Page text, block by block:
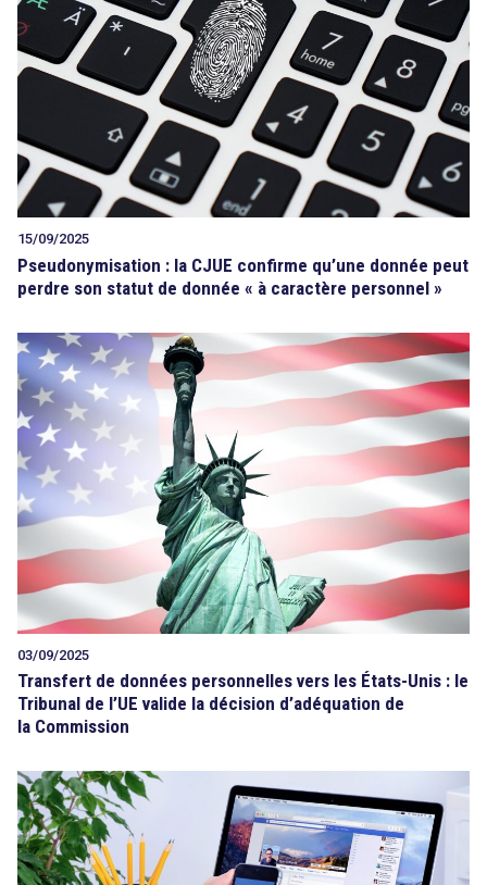
Tout sur le droit de l'innovation
Rechercher
CONTACT
15/09/2025
Pseudonymisation : la CJUE confirme qu’une donnée peut
perdre son statut de donnée « à caractère personnel »
03/09/2025
Transfert de données personnelles vers les États-Unis : le
Tribunal de l’UE valide la décision d’adéquation de
la Commission